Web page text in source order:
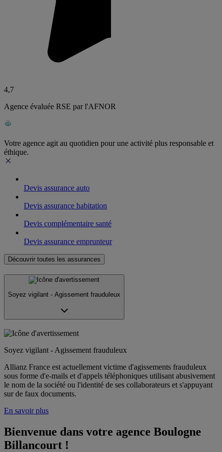
4,7
Agence évaluée RSE par l'AFNOR
Votre agence agit au quotidien pour une activité plus responsable et
éthique.
Devis assurance auto
Devis assurance habitation
Devis complémentaire santé
Devis assurance emprunteur
Découvrir toutes les assurances
Soyez vigilant - Agissement frauduleux
Soyez vigilant - Agissement frauduleux
Allianz France est actuellement victime d'agissements frauduleux
sous forme d'e-mails et d'appels téléphoniques utilisant abusivement
le nom de la société ou l'identité de ses collaborateurs et s'appuyant
sur de faux documents.
En savoir plus
Bienvenue dans votre agence Boulogne
Billancourt !